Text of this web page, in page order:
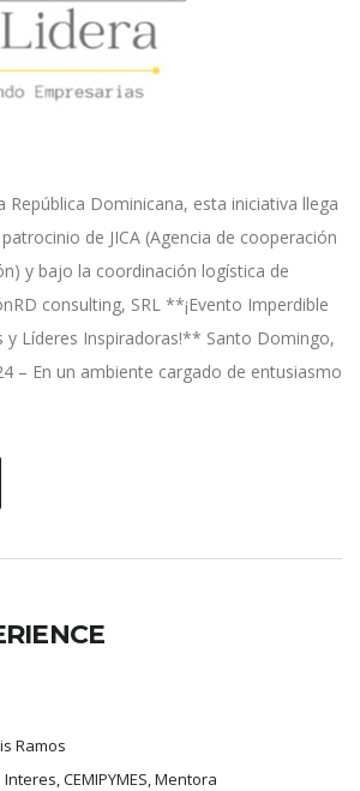
República Dominicana, esta iniciativa llega
de JICA (Agencia de cooperación
y bajo la coordinación logística de
consulting, SRL **¡Evento Imperdible
y Líderes Inspiradoras!** Santo Domingo,
– En un ambiente cargado de entusiasmo
Ramos
CEMIPYMES, Mentora